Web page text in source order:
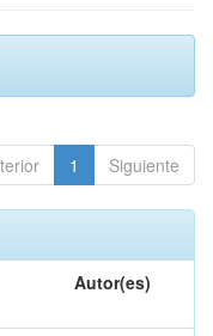
1 Siguiente
Autor(es)